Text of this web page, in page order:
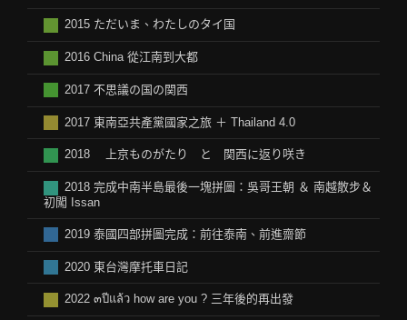
2015 ただいま、わたしのタイ国
2016 China 從江南到大都
2017 不思議の国の関西
2017 東南亞共產黨國家之旅 ＋ Thailand 4.0
2018 上京ものがたり と 関西に返り咲き
2018 完成中南半島最後一塊拼圖：吳哥王朝 ＆ 南越散步＆
初闖 Issan
2019 泰國四部拼圖完成：前往泰南、前進齋節
2020 東台灣摩托車日記
2022 ๓ปีแล้ว how are you ? 三年後的再出發